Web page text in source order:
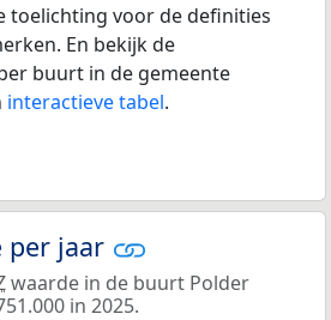
toelichting voor de definities
En bekijk de
buurt in de gemeente
interactieve tabel.
per jaar
waarde in de buurt Polder
in 2025.